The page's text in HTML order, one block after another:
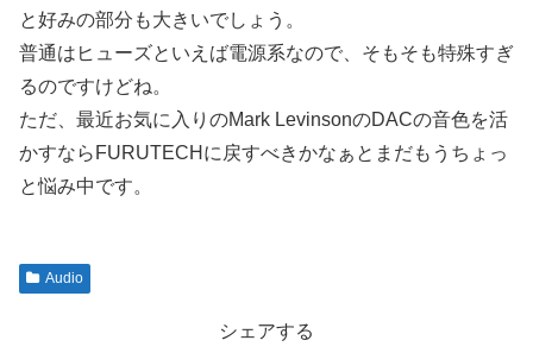
と好みの部分も大きいでしょう。
普通はヒューズといえば電源系なので、そもそも特殊すぎ
るのですけどね。
ただ、最近お気に入りのMark LevinsonのDACの音色を活
かすならFURUTECHに戻すべきかなぁとまだもうちょっ
と悩み中です。
Audio
シェアする